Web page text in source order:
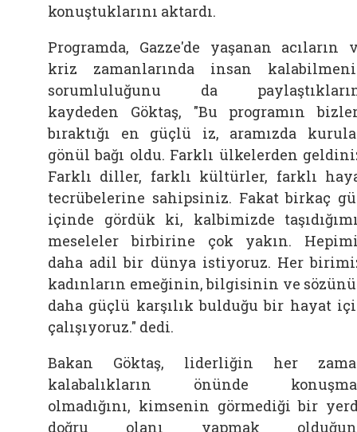
konuştuklarını aktardı.
Programda, Gazze'de yaşanan acıların
kriz zamanlarında insan
sorumluluğunu da
kaydeden
Göktaş, "Bu programın
bıraktığı en güçlü iz, aramızda
gönül bağı oldu. Farklı ülkelerden
Farklı diller, farklı kültürler, farklı
tecrübelerine sahipsiniz. Fakat birkaç
içinde gördük ki, kalbimizde
meseleler birbirine çok yakın.
daha adil bir dünya istiyoruz. Her
kadınların emeğinin, bilgisinin ve
daha güçlü karşılık bulduğu bir hayat
çalışıyoruz." dedi.
Bakan
Göktaş, liderliğin her
kalabalıkların önünde
olmadığını, kimsenin görmediği bir
doğru olanı yapmak